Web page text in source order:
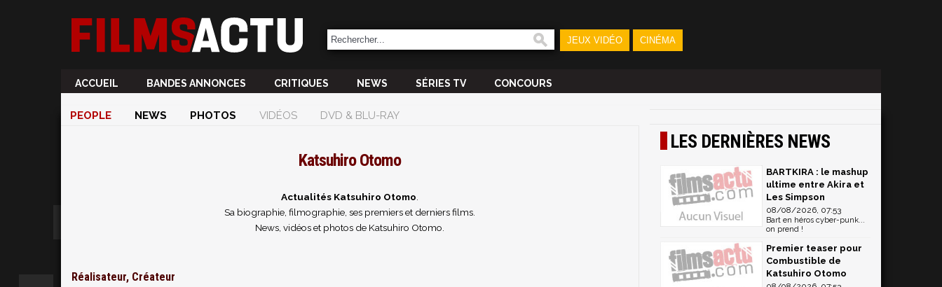
JEUX VIDÉO CINÉMA
ACCUEIL BANDES ANNONCES CRITIQUES NEWS SÉRIES TV CONCOURS
PEOPLE NEWS PHOTOS VIDÉOS DVD & BLU-RAY
Katsuhiro Otomo
Actualités Katsuhiro Otomo
Sa biographie, filmographie, ses premiers et derniers films.
News, vidéos et photos de Katsuhiro Otomo.
Réalisateur, Créateur
LES DERNIÈRES NEWS
BARTKIRA : le mashup
ultime entre Akira et
Les Simpson
08/08/2026, 07:53
Bart en héros cyber-punk...
on prend !
Premier teaser pour
Combustible de
Katsuhiro Otomo